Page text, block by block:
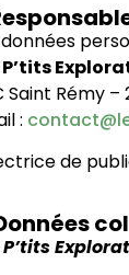
données
P’tits
Saint Rémy –
:
de
P’tits